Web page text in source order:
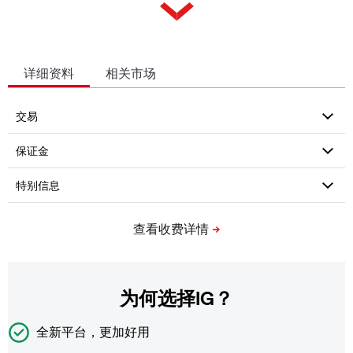
详细资料 相关市场
为何选择IG？
全新平台，更加好用